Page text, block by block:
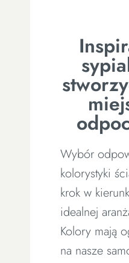
Wybór
kolorystyki
krok w
idealnej
Kolory mają
na nasze